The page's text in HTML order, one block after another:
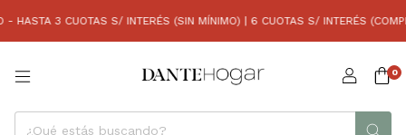
3 CUOTAS S/ INTERÉS (SIN MÍNIMO) | 6 CUOTAS S/ INTERÉS
0